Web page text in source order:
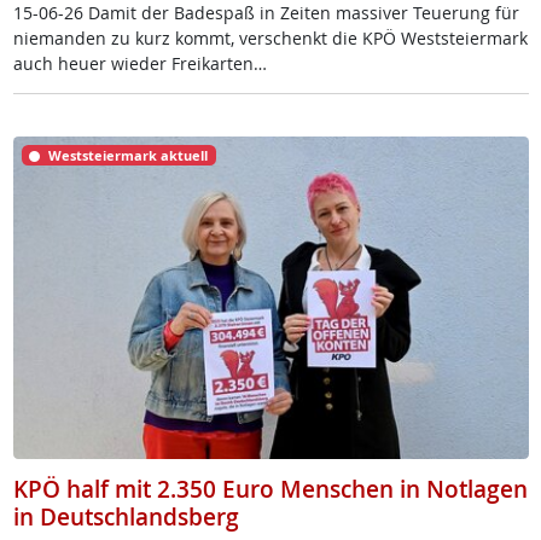
15-06-26 Da­mit der Ba­de­spaß in Zei­ten mas­si­ver Teue­rung für
nie­man­den zu kurz kommt, ver­schenkt die KPÖ West­s­tei­er­mark
auch heu­er wie­der Frei­k­ar­ten…
Weststeiermark aktuell
KPÖ half mit 2.350 Euro Menschen in Notlagen
in Deutschlandsberg